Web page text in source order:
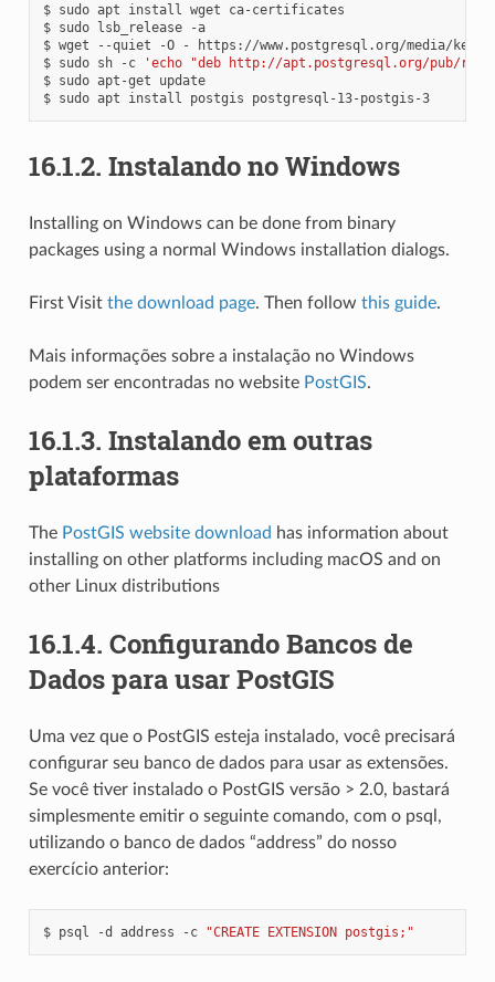
$ sudo apt install wget ca-certificates
$ sudo lsb_release -a
$ wget --quiet -O - https://www.postgresql.org/media/keys/
$ sudo sh -c
'echo "deb http://apt.postgresql.org/pub/
$ sudo apt-get update
$ sudo apt install postgis postgresql-13-postgis-3
16.1.2. Instalando no Windows
Installing on Windows can be done from binary
packages using a normal Windows installation dialogs.
First Visit the download page. Then follow this guide.
Mais informações sobre a instalação no Windows
podem ser encontradas no website PostGIS.
16.1.3. Instalando em outras
plataformas
The PostGIS website download has information about
installing on other platforms including macOS and on
other Linux distributions
16.1.4. Configurando Bancos de
Dados para usar PostGIS
Uma vez que o PostGIS esteja instalado, você precisará
configurar seu banco de dados para usar as extensões.
Se você tiver instalado o PostGIS versão > 2.0, bastará
simplesmente emitir o seguinte comando, com o psql,
utilizando o banco de dados “address” do nosso
exercício anterior:
$ psql -d address -c "CREATE EXTENSION postgis;"